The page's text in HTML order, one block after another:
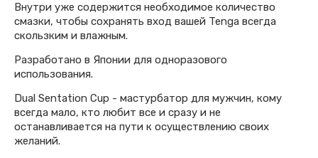
Внутри уже содержится необходимое количество
смазки, чтобы сохранять вход вашей Tenga всегда
скользким и влажным.
Разработано в Японии для одноразового
использования.
Dual Sentation Cup - мастурбатор для мужчин, кому
всегда мало, кто любит все и сразу и не
останавливается на пути к осуществлению своих
желаний.